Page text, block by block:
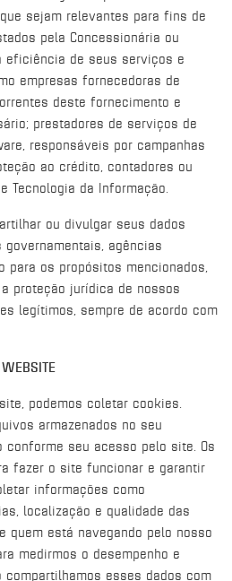
sejam relevantes para fins de
pela Concessionária ou
eficiência de seus serviços e
empresas fornecedoras de
deste fornecimento e
prestadores de serviços de
responsáveis por campanhas
ao crédito, contadores ou
Tecnologia da Informação.
ou divulgar seus dados
agências
para os propósitos mencionados,
proteção jurídica de nossos
legítimos, sempre de acordo com
podemos coletar cookies.
armazenados no seu
seu acesso pelo site. Os
fazer o site funcionar e garantir
informações como
localização e qualidade das
quem está navegando pelo nosso
medirmos o desempenho e
compartilhamos esses dados com